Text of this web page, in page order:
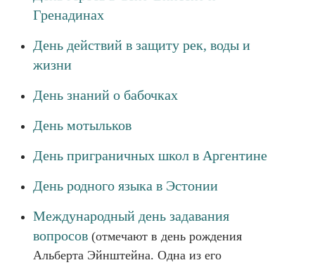
Гренадинах
День действий в защиту рек, воды и
жизни
День знаний о бабочках
День мотыльков
День приграничных школ в Аргентине
День родного языка в Эстонии
Международный день задавания
вопросов (отмечают в день рождения
Альберта Эйнштейна. Одна из его